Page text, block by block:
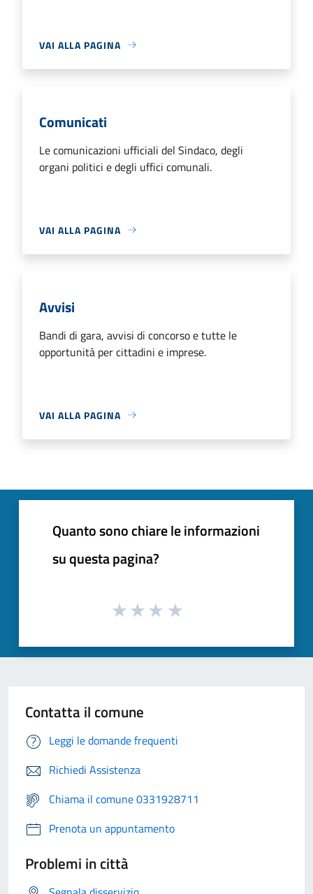
VAI ALLA PAGINA
Comunicati
Le comunicazioni ufficiali del Sindaco, degli
organi politici e degli uffici comunali.
VAI ALLA PAGINA
Avvisi
Bandi di gara, avvisi di concorso e tutte le
opportunità per cittadini e imprese.
VAI ALLA PAGINA
Quanto sono chiare le informazioni
su questa pagina?
Contatta il comune
Leggi le domande frequenti
Richiedi Assistenza
Chiama il comune 0331928711
Prenota un appuntamento
Problemi in città